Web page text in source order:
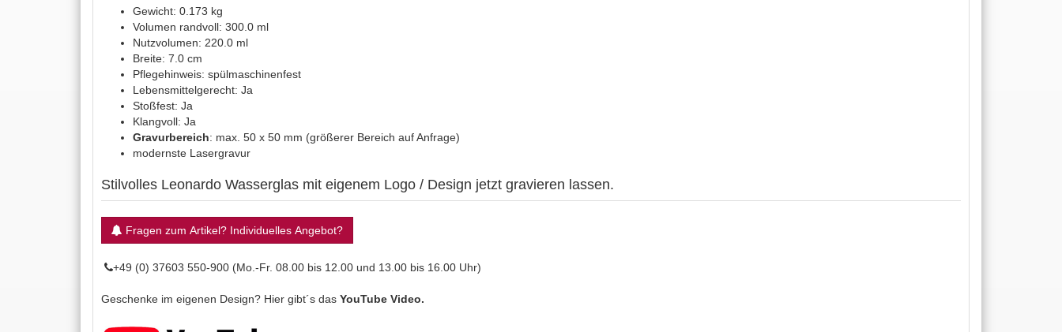
Gewicht: 0.173 kg
Volumen randvoll: 300.0 ml
Nutzvolumen: 220.0 ml
Breite: 7.0 cm
Pflegehinweis: spülmaschinenfest
Lebensmittelgerecht: Ja
Stoßfest: Ja
Klangvoll: Ja
Gravurbereich: max. 50 x 50 mm (größerer Bereich auf Anfrage)
modernste Lasergravur
Stilvolles Leonardo Wasserglas mit eigenem Logo / Design jetzt gravieren lassen.
Fragen zum Artikel? Individuelles Angebot?
+49 (0) 37603 550-900 (Mo.-Fr. 08.00 bis 12.00 und 13.00 bis 16.00 Uhr)
Geschenke im eigenen Design? Hier gibt´s das YouTube Video.